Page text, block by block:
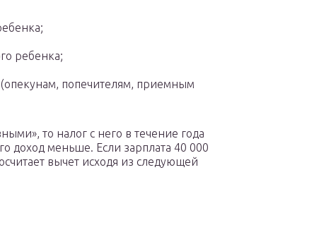
ребенка;
попечителям, приемным
то налог с него в течение года
доход меньше. Если зарплата 40 000
вычет исходя из следующей